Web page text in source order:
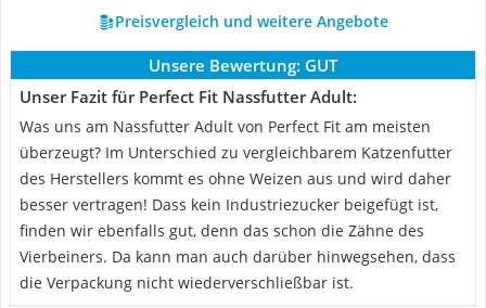
Preisvergleich und weitere Angebote
Unsere Bewertung: GUT
Unser Fazit für Perfect Fit Nassfutter Adult:
Was uns am Nassfutter Adult von Perfect Fit am meisten
überzeugt? Im Unterschied zu vergleichbarem Katzenfutter
des Herstellers kommt es ohne Weizen aus und wird daher
besser vertragen! Dass kein Industriezucker beigefügt ist,
finden wir ebenfalls gut, denn das schon die Zähne des
Vierbeiners. Da kann man auch darüber hinwegsehen, dass
die Verpackung nicht wiederverschließbar ist.